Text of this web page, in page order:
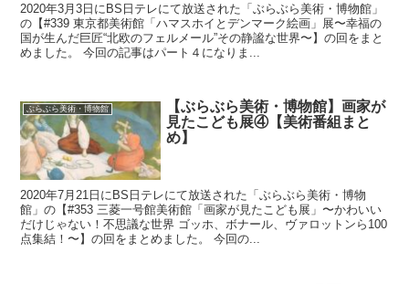
2020年3月3日にBS日テレにて放送された「ぶらぶら美術・博物館」
の【#339 東京都美術館「ハマスホイとデンマーク絵画」展〜幸福の
国が生んだ巨匠“北欧のフェルメール”その静謐な世界〜】の回をまと
めました。 今回の記事はパート４になりま...
ぶらぶら美術・博物館
【ぶらぶら美術・博物館】画家が
見たこども展④【美術番組まと
め】
2020年7月21日にBS日テレにて放送された「ぶらぶら美術・博物
館」の【#353 三菱一号館美術館「画家が見たこども展」〜かわいい
だけじゃない！不思議な世界 ゴッホ、ボナール、ヴァロットンら100
点集結！〜】の回をまとめました。 今回の...